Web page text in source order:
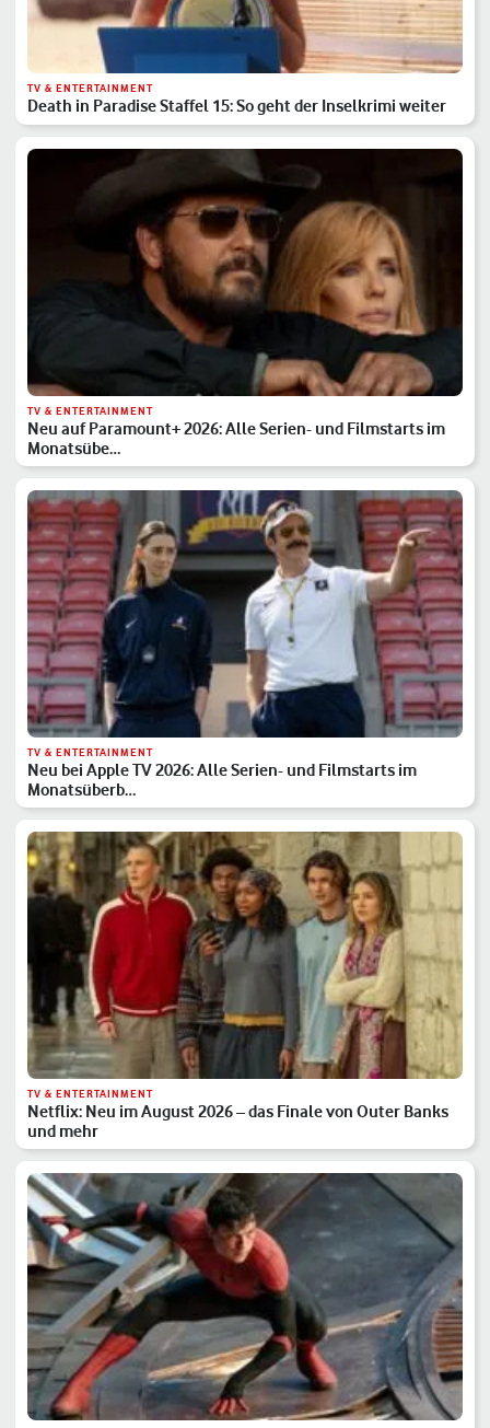
TV & ENTERTAINMENT
Death in Paradise Staffel 15: So geht der Inselkrimi weiter
TV & ENTERTAINMENT
Neu auf Paramount+ 2026: Alle Serien- und Filmstarts im
Monatsübe…
TV & ENTERTAINMENT
Neu bei Apple TV 2026: Alle Serien- und Filmstarts im
Monatsüberb…
TV & ENTERTAINMENT
Netflix: Neu im August 2026 – das Finale von Outer Banks
und mehr